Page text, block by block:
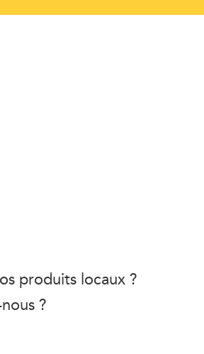
produits locaux ?
?